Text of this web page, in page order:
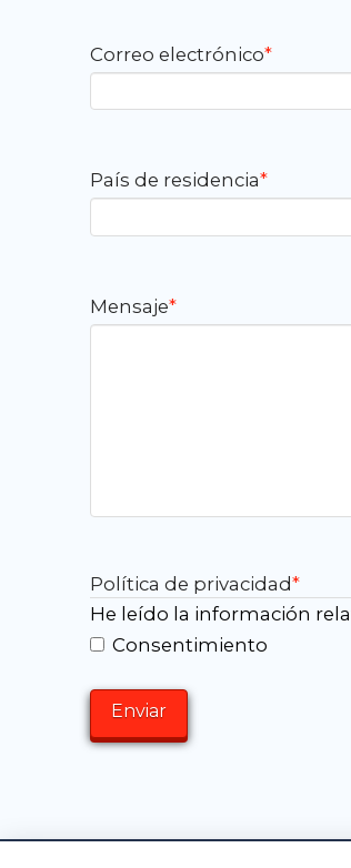
Correo electrónico*
País de residencia*
Mensaje*
Política de privacidad*
He leído la información
Consentimiento